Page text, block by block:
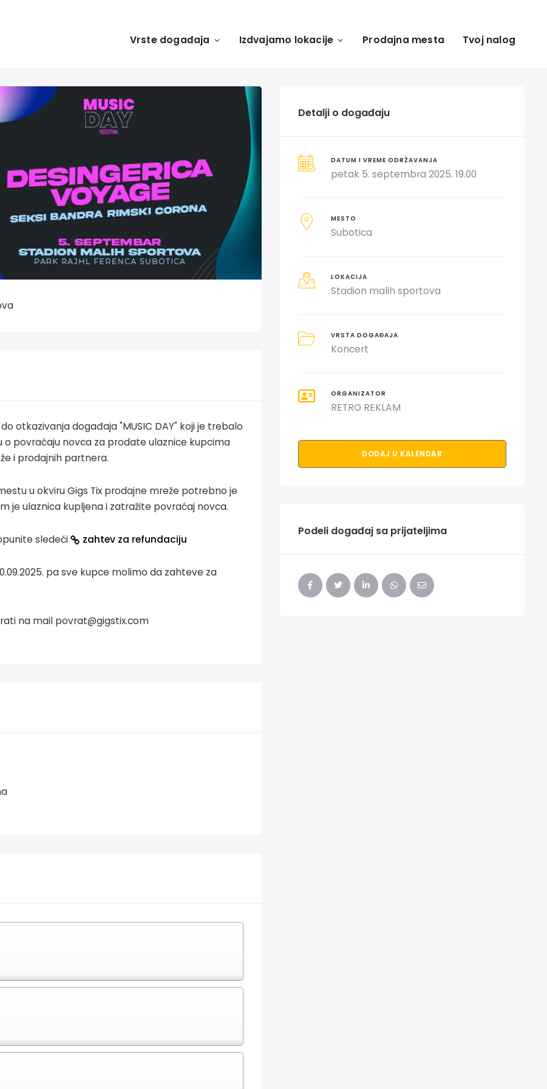
Vrste događaja Izdvajamo lokacije Prodajna mesta Tvoj nalog
otkazivanja događaja "MUSIC DAY" koji je trebalo
o povraćaju novca za prodate ulaznice kupcima
i prodajnih partnera.
u okviru Gigs Tix prodajne mreže potrebno je
je ulaznica kupljena i zatražite povraćaj novca.
sledeći zahtev za refundaciju
pa sve kupce molimo da zahteve za
na mail povrat@gigstix.com
Detalji o događaju
DATUM I VREME ODRŽAVANJA
petak 5. septembra 2025. 19.00
MESTO
Subotica
LOKACIJA
Stadion malih sportova
VRSTA DOGAĐAJA
Koncert
ORGANIZATOR
RETRO REKLAM
DODAJ U KALENDAR
Podeli događaj sa prijateljima